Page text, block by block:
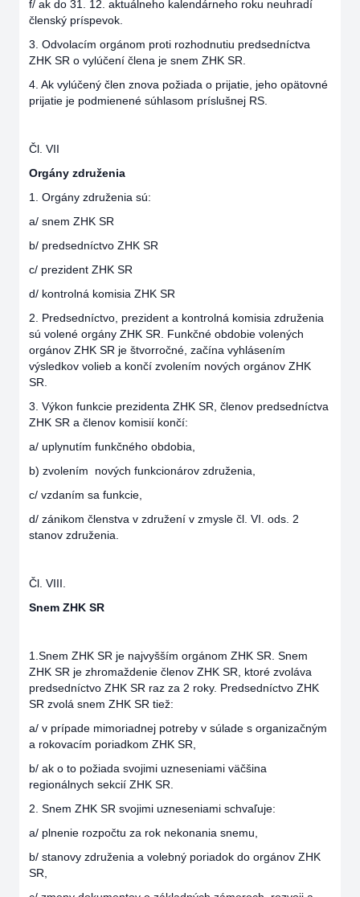
f/ ak do 31. 12. aktuálneho kalendárneho roku neuhradí
členský príspevok.
3. Odvolacím orgánom proti rozhodnutiu predsedníctva
ZHK SR o vylúčení člena je snem ZHK SR.
4. Ak vylúčený člen znova požiada o prijatie, jeho opätovné
prijatie je podmienené súhlasom príslušnej RS.
Čl. VII
Orgány združenia
1. Orgány združenia sú:
a/ snem ZHK SR
b/ predsedníctvo ZHK SR
c/ prezident ZHK SR
d/ kontrolná komisia ZHK SR
2. Predsedníctvo, prezident a kontrolná komisia združenia
sú volené orgány ZHK SR. Funkčné obdobie volených
orgánov ZHK SR je štvorročné, začína vyhlásením
výsledkov volieb a končí zvolením nových orgánov ZHK
SR.
3. Výkon funkcie prezidenta ZHK SR, členov predsedníctva
ZHK SR a členov komisií končí:
a/ uplynutím funkčného obdobia,
b) zvolením nových funkcionárov združenia,
c/ vzdaním sa funkcie,
d/ zánikom členstva v združení v zmysle čl. VI. ods. 2
stanov združenia.
Čl. VIII.
Snem ZHK SR
1.Snem ZHK SR je najvyšším orgánom ZHK SR. Snem
ZHK SR je zhromaždenie členov ZHK SR, ktoré zvoláva
predsedníctvo ZHK SR raz za 2 roky. Predsedníctvo ZHK
SR zvolá snem ZHK SR tiež:
a/ v prípade mimoriadnej potreby v súlade s organizačným
a rokovacím poriadkom ZHK SR,
b/ ak o to požiada svojimi uzneseniami väčšina
regionálnych sekcií ZHK SR.
2. Snem ZHK SR svojimi uzneseniami schvaľuje:
a/ plnenie rozpočtu za rok nekonania snemu,
b/ stanovy združenia a volebný poriadok do orgánov ZHK
SR,